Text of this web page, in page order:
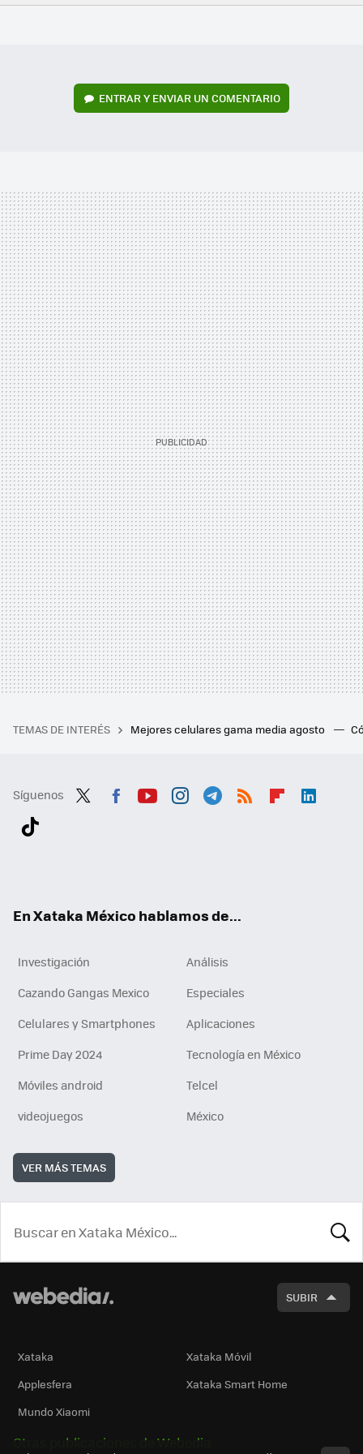
FACEBOOK
TWITTERFLIPBOARD
E-
WHATSAPP
ENTRAR Y ENVIAR UN COMENTARIO
TEMAS DE INTERÉS Mejores celulares gama media agosto
Síguenos
En Xataka México hablamos de...
Investigación
Análisis
Cazando Gangas Mexico
Especiales
Celulares y Smartphones
Aplicaciones
Prime Day 2024
Tecnología en México
Móviles android
Telcel
videojuegos
México
VER MÁS TEMAS
SUBIR
Xataka
Xataka Móvil
Applesfera
Xataka Smart Home
Mundo Xiaomi
Otras publicaciones de Webedia